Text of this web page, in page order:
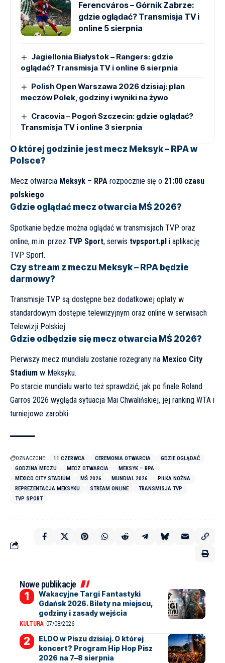
Ferencváros – Górnik Zabrze:
gdzie oglądać? Transmisja TV i
online 5 sierpnia
Jagiellonia Białystok – Rangers: gdzie
oglądać? Transmisja TV i online 6 sierpnia
Polish Open Warszawa 2026 dzisiaj: plan
meczów Polek, godziny i wyniki na żywo
Cracovia – Pogoń Szczecin: gdzie oglądać?
Transmisja TV i online 3 sierpnia
O której godzinie jest mecz Meksyk – RPA w
Polsce?
Mecz otwarcia Meksyk – RPA rozpocznie się o 21:00 czasu
polskiego.
Gdzie oglądać mecz otwarcia MŚ 2026?
Spotkanie będzie można oglądać w transmisjach TVP oraz
online, m.in. przez TVP Sport, serwis tvpsport.pl i aplikację
TVP Sport.
Czy stream z meczu Meksyk – RPA będzie
darmowy?
Transmisje TVP są dostępne bez dodatkowej opłaty w
standardowym dostępie telewizyjnym oraz online w serwisach
Telewizji Polskiej.
Gdzie odbędzie się mecz otwarcia MŚ 2026?
Pierwszy mecz mundialu zostanie rozegrany na Mexico City
Stadium w Meksyku.
Po starcie mundialu warto też sprawdzić, jak po finale Roland
Garros 2026 wygląda sytuacja Mai Chwalińskiej, jej ranking WTA i
turniejowe zarobki.
OZNACZONE: 11 CZERWCA CEREMONIA OTWARCIA
GDZIE OGLĄDAĆ
GODZINA MECZU
MECZ OTWARCIA
MEKSYK – RPA
MEXICO CITY STADIUM
MŚ 2026 MUNDIAL 2026
PIŁKA NOŻNA
REPREZENTACJA MEKSYKU
STREAM ONLINE
TRANSMISJA TVP
TVP SPORT
Nowe publikacje
Wakacyjne Targi Fantastyki
Gdańsk 2026. Bilety na miejscu,
godziny i zasady wejścia
KULTURA 07/08/2026
ELDO w Piszu dzisiaj. O której
koncert? Program Hip Hop Pisz
2026 na 7–8 sierpnia